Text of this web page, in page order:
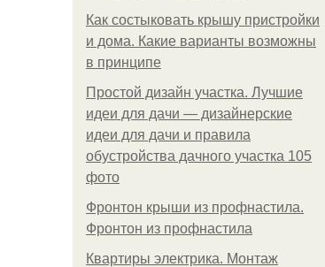
Как состыковать крышу пристройки
и дома. Какие варианты возможны
в принципе
Простой дизайн участка. Лучшие
идеи для дачи — дизайнерские
идеи для дачи и правила
обустройства дачного участка 105
фото
Фронтон крыши из профнастила.
Фронтон из профнастила
Квартиры электрика. Монтаж